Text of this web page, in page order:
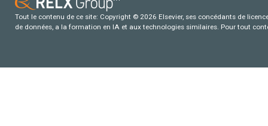
Tout le contenu de ce site: Copyright © 2026 Elsevier, ses concédants de
de données, a la formation en IA et aux technologies similaires. Pour tout